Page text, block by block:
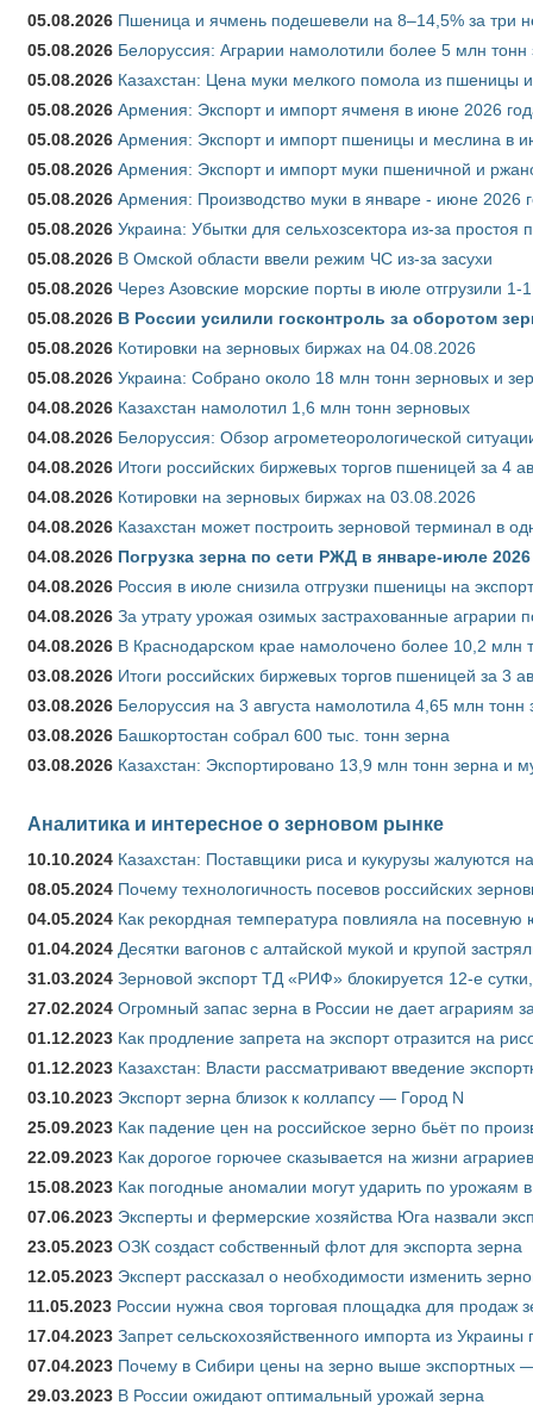
05.08.2026 Пшеница и ячмень подешевели на 8–14,5% за три
05.08.2026 Белоруссия: Аграрии намолотили более 5 млн тонн
05.08.2026 Казахстан: Цена муки мелкого помола из пшеницы
05.08.2026 Армения: Экспорт и импорт ячменя в июне 2026
05.08.2026 Армения: Экспорт и импорт пшеницы и меслина в
05.08.2026 Армения: Экспорт и импорт муки пшеничной и
05.08.2026 Армения: Производство муки в январе - июне 2026
05.08.2026 Украина: Убытки для сельхозсектора из-за простоя
05.08.2026 В Омской области ввели режим ЧС из-за засухи
05.08.2026 Через Азовские морские порты в июле отгрузили
05.08.2026 В России усилили госконтроль за оборотом
05.08.2026 Котировки на зерновых биржах на 04.08.2026
05.08.2026 Украина: Собрано около 18 млн тонн зерновых и
04.08.2026 Казахстан намолотил 1,6 млн тонн зерновых
04.08.2026 Белоруссия: Обзор агрометеорологической
04.08.2026 Итоги российских биржевых торгов пшеницей за 4
04.08.2026 Котировки на зерновых биржах на 03.08.2026
04.08.2026 Казахстан может построить зерновой терминал в
04.08.2026 Погрузка зерна по сети РЖД в январе-июле
04.08.2026 Россия в июле снизила отгрузки пшеницы на
04.08.2026 За утрату урожая озимых застрахованные аграрии
04.08.2026 В Краснодарском крае намолочено более 10,2 млн
03.08.2026 Итоги российских биржевых торгов пшеницей за 3
03.08.2026 Белоруссия на 3 августа намолотила 4,65 млн тонн
03.08.2026 Башкортостан собрал 600 тыс. тонн зерна
03.08.2026 Казахстан: Экспортировано 13,9 млн тонн зерна и
Аналитика и интересное о зерновом рынке
10.10.2024 Казахстан: Поставщики риса и кукурузы жалуются
08.05.2024 Почему технологичность посевов российских
04.05.2024 Как рекордная температура повлияла на
01.04.2024 Десятки вагонов с алтайской мукой и крупой
31.03.2024 Зерновой экспорт ТД «РИФ» блокируется 12-е
27.02.2024 Огромный запас зерна в России не дает аграриям
01.12.2023 Как продление запрета на экспорт отразится на
01.12.2023 Казахстан: Власти рассматривают введение
03.10.2023 Экспорт зерна близок к коллапсу — Город N
25.09.2023 Как падение цен на российское зерно бьёт по
22.09.2023 Как дорогое горючее сказывается на жизни аграриев
15.08.2023 Как погодные аномалии могут ударить по урожаям
07.06.2023 Эксперты и фермерские хозяйства Юга назвали
23.05.2023 ОЗК создаст собственный флот для экспорта зерна
12.05.2023 Эксперт рассказал о необходимости изменить
11.05.2023 России нужна своя торговая площадка для продаж
17.04.2023 Запрет сельскохозяйственного импорта из
07.04.2023 Почему в Сибири цены на зерно выше экспортных
29.03.2023 В России ожидают оптимальный урожай зерна